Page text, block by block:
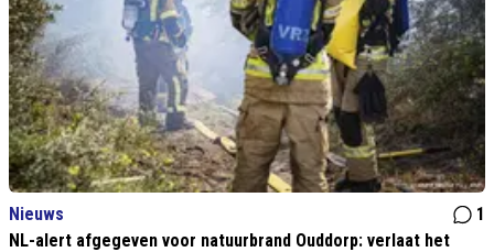
Nieuws
1
NL-alert afgegeven voor natuurbrand Ouddorp: verlaat het